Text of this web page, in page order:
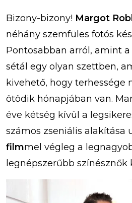
Bizony-bizony! Margot
néhány szemfüles fotós
Pontosabban arról, amint
sétál egy olyan szettben,
kivehető, hogy terhessége
ötödik hónapjában van.
éve kétség kívül a
számos zseniális alakítása
filmmel végleg a
legnépszerűbb színésznők